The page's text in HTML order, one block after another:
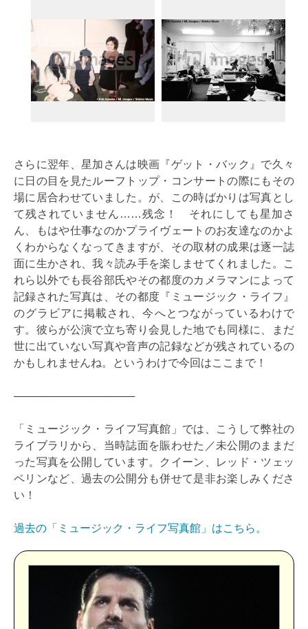
さらに翌年、星加さんは映画『ゲット・バック』で久々
に日の目を見たルーフトップ・コンサートの際にもその
場に居合わせていました。が、この時ばかりは写真とし
て残されていません……残念！ それにしても星加さ
ん、もはや仕事なのかプライヴェートのお友達なのかよ
くわからなくなってきますが、その取材の成果は逐一誌
面に生かされ、我々読み手を楽しませてくれました。こ
れら以外でも長谷部氏やその都度のカメラマンによって
記録された写真は、その都度『ミュージック・ライフ』
のグラビアに掲載され、今へとつながっているわけで
す。彼らが公演で立ち寄り会見した地でも同様に、まだ
世に出ていない写真や音声の記録などが残されているの
かもしれませんね。というわけで今回はここまで！
────────────────
「ミュージック・ライフ写真館」では、こうして弊社の
ライブラリから、当時誌面を賑わせた／未公開のままだ
った写真を公開しています。クイーン、レッド・ツェッ
ペリンなど、過去の公開分も併せて是非お楽しみくださ
い！
過去の「ミュージック・ライフ写真館」はこちら。